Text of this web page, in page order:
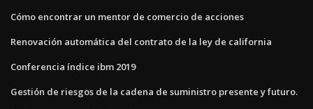
Cómo encontrar un mentor de comercio de acciones
Renovación automática del contrato de la ley de california
Conferencia índice ibm 2019
Gestión de riesgos de la cadena de suministro presente y futuro.